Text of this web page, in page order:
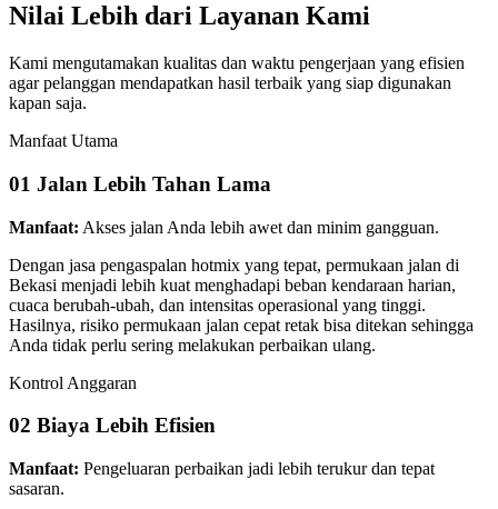
Nilai Lebih dari Layanan Kami
Kami mengutamakan kualitas dan waktu pengerjaan yang efisien
agar pelanggan mendapatkan hasil terbaik yang siap digunakan
kapan saja.
Manfaat Utama
01 Jalan Lebih Tahan Lama
Manfaat: Akses jalan Anda lebih awet dan minim gangguan.
Dengan jasa pengaspalan hotmix yang tepat, permukaan jalan di
Bekasi menjadi lebih kuat menghadapi beban kendaraan harian,
cuaca berubah-ubah, dan intensitas operasional yang tinggi.
Hasilnya, risiko permukaan jalan cepat retak bisa ditekan sehingga
Anda tidak perlu sering melakukan perbaikan ulang.
Kontrol Anggaran
02 Biaya Lebih Efisien
Manfaat: Pengeluaran perbaikan jadi lebih terukur dan tepat
sasaran.